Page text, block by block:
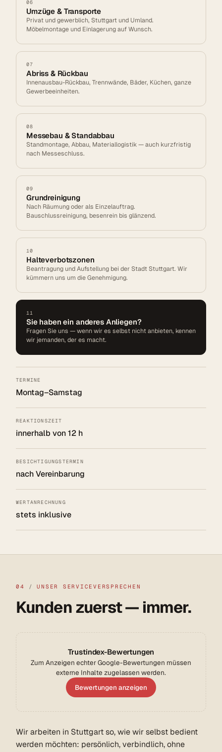
06
Umzüge & Transporte
Privat und gewerblich, Stuttgart und Umland.
Möbelmontage und Einlagerung auf Wunsch.
07
Abriss & Rückbau
Innenausbau-Rückbau, Trennwände, Bäder, Küchen, ganze
Gewerbeeinheiten.
08
Messebau & Standabbau
Standmontage, Abbau, Materiallogistik — auch kurzfristig
nach Messeschluss.
09
Grundreinigung
Nach Räumung oder als Einzelauftrag.
Bauschlussreinigung, besenrein bis glänzend.
10
Halteverbotszonen
Beantragung und Aufstellung bei der Stadt Stuttgart. Wir
kümmern uns um die Genehmigung.
11
Sie haben ein anderes Anliegen?
Fragen Sie uns — wenn wir es selbst nicht anbieten, kennen
wir jemanden, der es macht.
TERMINE
Montag–Samstag
REAKTIONSZEIT
innerhalb von 12 h
BESICHTIGUNGSTERMIN
nach Vereinbarung
WERTANRECHNUNG
stets inklusive
04 / UNSER SERVICEVERSPRECHEN
Kunden zuerst — immer.
Trustindex-Bewertungen
Zum Anzeigen echter Google-Bewertungen müssen
externe Inhalte zugelassen werden.
Bewertungen anzeigen
Wir arbeiten in Stuttgart so, wie wir selbst bedient
werden möchten: persönlich, verbindlich, ohne